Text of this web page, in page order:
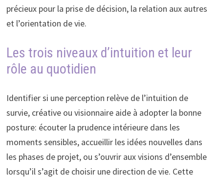
précieux pour la prise de décision, la relation aux autres
et l’orientation de vie.
Les trois niveaux d’intuition et leur
rôle au quotidien
Identifier si une perception relève de l’intuition de
survie, créative ou visionnaire aide à adopter la bonne
posture: écouter la prudence intérieure dans les
moments sensibles, accueillir les idées nouvelles dans
les phases de projet, ou s’ouvrir aux visions d’ensemble
lorsqu’il s’agit de choisir une direction de vie. Cette